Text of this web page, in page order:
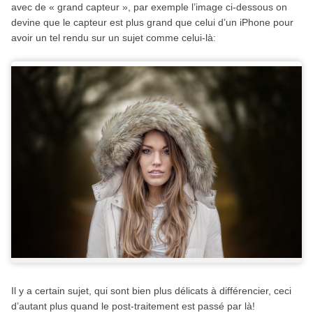
avec de « grand capteur », par exemple l’image ci-dessous on
devine que le capteur est plus grand que celui d’un iPhone pour
avoir un tel rendu sur un sujet comme celui-là:
Il y a certain sujet, qui sont bien plus délicats à différencier, ceci
d’autant plus quand le post-traitement est passé par là!